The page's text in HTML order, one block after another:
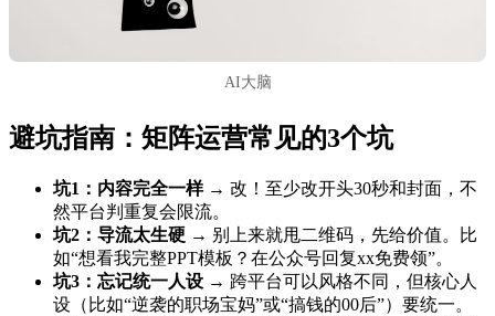
AI大脑
避坑指南：矩阵运营常见的3个坑
坑1：内容完全一样→ 改！至少改开头30秒和封面，不
然平台判重复会限流。
坑2：导流太生硬 → 别上来就甩二维码，先给价值。比
如“想看我完整PPT模板？在公众号回复xx免费领”。
坑3：忘记统一人设 → 跨平台可以风格不同，但核心人
设（比如“逆袭的职场宝妈”或“搞钱的00后”）要统一。